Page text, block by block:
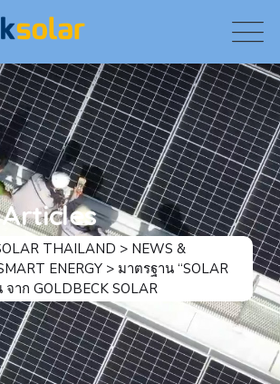
THAILAND > NEWS &
ENERGY > มาตรฐาน “SOLAR
จาก GOLDBECK SOLAR